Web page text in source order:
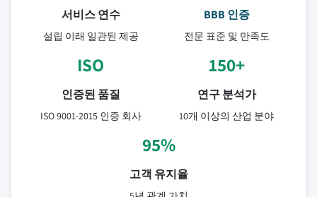
서비스 연수
설립 이래 일관된 제공
BBB 인증
전문 표준 및 만족도
ISO
인증된 품질
ISO 9001-2015 인증 회사
150+
연구 분석가
10개 이상의 산업 분야
95%
고객 유지율